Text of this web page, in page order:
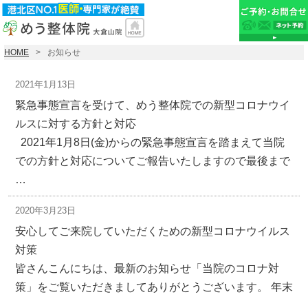
HOME お知らせ
2021年1月13日
緊急事態宣言を受けて、めう整体院での新型コロナウイ
ルスに対する方針と対応
2021年1月8日(金)からの緊急事態宣言を踏まえて当院
での方針と対応についてご報告いたしますので最後まで
…
2020年3月23日
安心してご来院していただくための新型コロナウイルス
対策
皆さんこんにちは、最新のお知らせ「当院のコロナ対
策」をご覧いただきましてありがとうございます。 年末